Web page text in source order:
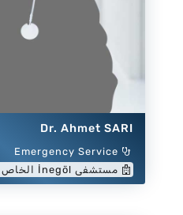
Dr. Ahmet SARI
Emergency Service
مستشفى İnegöl الخاص لعدم انتظام ضربات القلب